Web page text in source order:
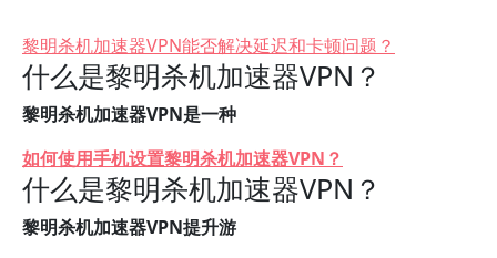
黎明杀机加速器VPN能否解决延迟和卡顿问题？
什么是黎明杀机加速器VPN？
黎明杀机加速器VPN是一种
如何使用手机设置黎明杀机加速器VPN？
什么是黎明杀机加速器VPN？
黎明杀机加速器VPN提升游